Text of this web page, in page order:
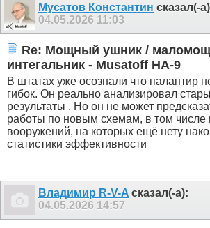
Мусатов Константин сказал(-
04.05.2026 11:03
Re: Мощный ушник /
интегальник - Musatoff HA-9
В штатах уже осознали что палантир
гибок. Он реально анализировал
результаты . Но он не может
работы по новым схемам, в том
вооружений, на которых ещё нету
статистики эффективности
Владимир R-V-A сказал(-а):
04.05.2026 14:57